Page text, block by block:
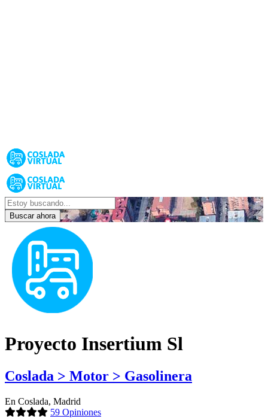
Buscar ahora
Proyecto Insertium Sl
Coslada > Motor > Gasolinera
En Coslada, Madrid
59 Opiniones